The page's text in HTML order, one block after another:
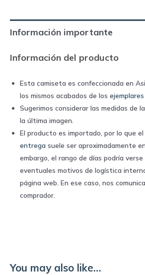
|
Adidas
Información importante
Información del producto
Esta camiseta es confeccionada en
los mismos acabados de los
Sugerimos considerar las medidas de
la última imagen.
El producto es importado, por lo que el
entrega suele ser aproximadamente
embargo, el rango de días podría
eventuales motivos de logística
página web. En ese caso, nos
comprador.
You may also like…